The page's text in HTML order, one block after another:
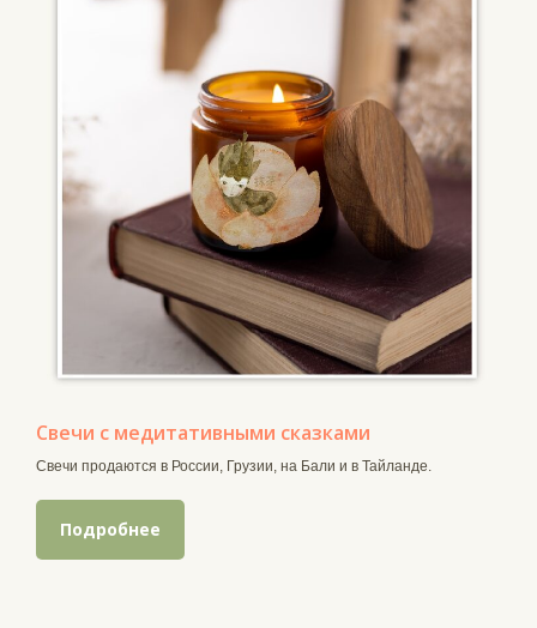
Свечи с медитативными сказками
Свечи продаются в России, Грузии, на Бали и в Тайланде.
Подробнее